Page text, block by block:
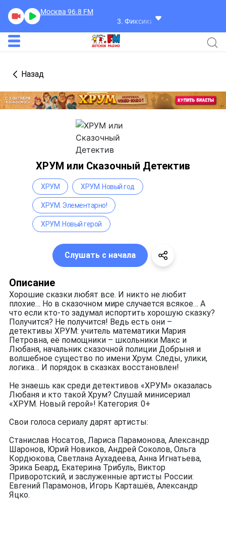
Москва 96.8 FM
3. Фиксики
Мастер-ломастер
Назад
ХРУМ или Сказочный Детектив
Описание
Хорошие сказки любят все. И никто не любит
плохие… Но в сказочном мире случается всякое… А
что если кто-то задумал испортить хорошую сказку?
Получится? Не получится! Ведь есть они –
детективы ХРУМ: учитель математики Мария
Петровна, её помощники – школьники Макс и
Любаня, начальник сказочной полиции Добрыня и
волшебное существо по имени Хрум. Следы, улики,
логика… И порядок в сказках восстановлен!
Не знаешь как среди детективов «ХРУМ» оказалась
Любаня и кто такой Хрум? Слушай минисериал
«ХРУМ. Новый герой»! Категория: 0+
Свои голоса сериалу дарят артисты:
Станислав Носатов, Лариса Парамонова, Александр
Шаронов, Юрий Новиков, Андрей Соколов, Ольга
Кордюкова, Светлана Аухадеева, Анна Игнатьева,
Эрика Беард, Екатерина Трибуль, Виктор
Приворотский, и заслуженные артисты России:
Евгений Парамонов, Игорь Карташёв, Александр
Яцко.
ХРУМ ХРУМ. Новый год
ХРУМ. Элементарно!
ХРУМ. Новый герой
Слушать с начала